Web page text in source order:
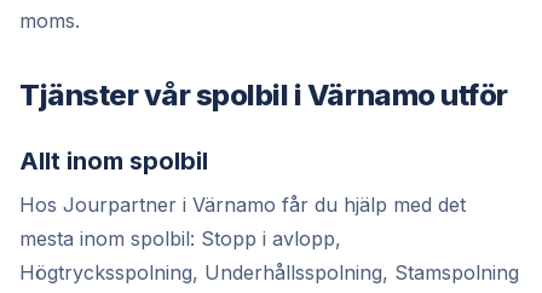
moms.
Tjänster vår spolbil i Värnamo utför
Allt inom spolbil
Hos Jourpartner i Värnamo får du hjälp med det
mesta inom spolbil: Stopp i avlopp,
Högtrycksspolning, Underhållsspolning, Stamspolning